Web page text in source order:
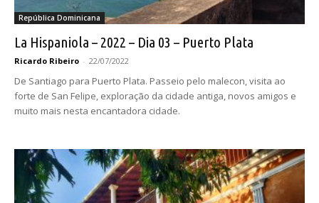
República Dominicana
La Hispaniola – 2022 – Dia 03 – Puerto Plata
Ricardo Ribeiro - 22/07/2022
De Santiago para Puerto Plata. Passeio pelo malecon, visita ao
forte de San Felipe, exploração da cidade antiga, novos amigos e
muito mais nesta encantadora cidade.